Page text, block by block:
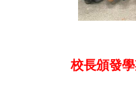
校長頒發